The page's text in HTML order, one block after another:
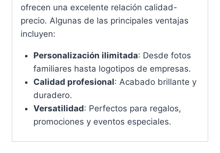
ofrecen una excelente relación calidad-
precio. Algunas de las principales ventajas
incluyen:
Personalización ilimitada: Desde fotos
familiares hasta logotipos de empresas.
Calidad profesional: Acabado brillante y
duradero.
Versatilidad: Perfectos para regalos,
promociones y eventos especiales.